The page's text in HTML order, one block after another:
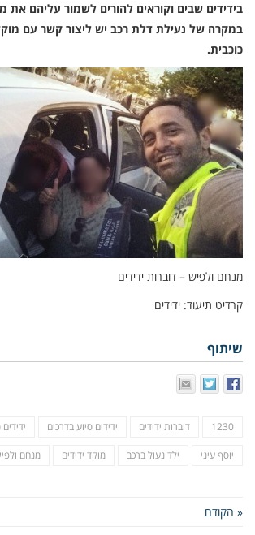
בידידים שבים וקוראים להורים לשמור עליהם את
כוכבית.
מנחם ולפיש – דוברות ידידים
קרדיט תיעוד: ידידים
שיתוף
1230 דוברות ידידים ידידים סיוע בדרכים
יוסף עיני ילד נעול ברכב מוקד ידידים מנחם
« הקודם